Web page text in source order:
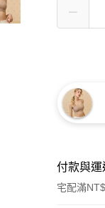
付款與
宅配滿